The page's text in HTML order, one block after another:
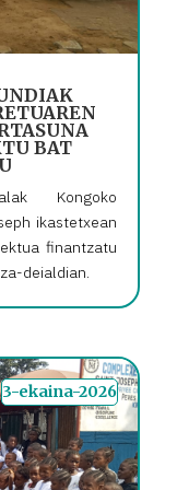
BAT
Kongoko
ikastetxean
finantzatu
deialdian.
3-ekaina-2026